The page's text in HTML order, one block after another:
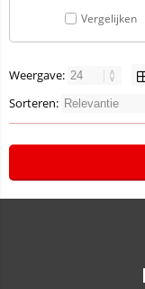
Vergelijken
Weergave:
Sorteren: